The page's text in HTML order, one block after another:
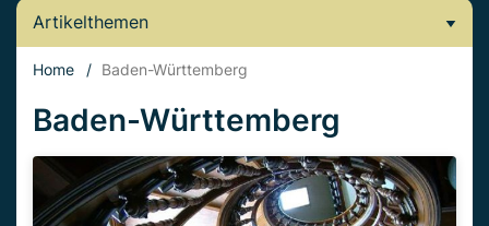
Artikelthemen
Home / Baden-Württemberg
Baden-Württemberg